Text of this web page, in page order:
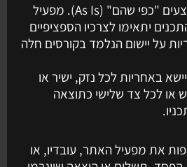
6.1. התכנים באתר מוצעים "כפי שהם" (As Is). מפעיל
יתאימו לצרכיו הספציפיים
על יישום הנלמד בקורסים חלה
באחריות לכל נזק, ישיר או
או לכל צד שלישי כתוצאה
את מפעיל האתר, עובדיו, או